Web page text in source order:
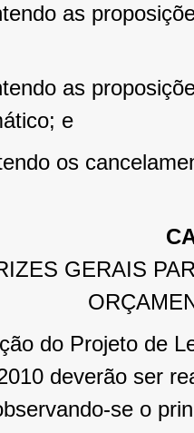
as
as
e
os
GERAIS
do Projeto de
deverão ser
se o